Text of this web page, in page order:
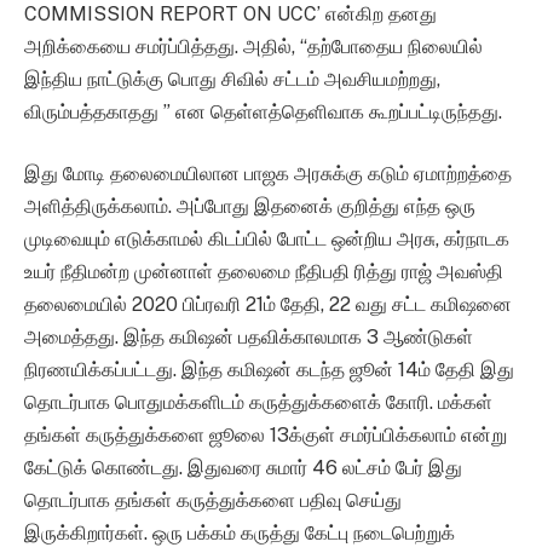
COMMISSION REPORT ON UCC’ என்கிற தனது
அறிக்கையை சமர்ப்பித்தது. அதில், “தற்போதைய நிலையில்
இந்திய நாட்டுக்கு பொது சிவில் சட்டம் அவசியமற்றது,
விரும்பத்தகாதது ” என தெள்ளத்தெளிவாக கூறப்பட்டிருந்தது.
இது மோடி தலைமையிலான பாஜக அரசுக்கு கடும் ஏமாற்றத்தை
அளித்திருக்கலாம். அப்போது இதனைக் குறித்து எந்த ஒரு
முடிவையும் எடுக்காமல் கிடப்பில் போட்ட ஒன்றிய அரசு, கர்நாடக
உயர் நீதிமன்ற முன்னாள் தலைமை நீதிபதி ரித்து ராஜ் அவஸ்தி
தலைமையில் 2020 பிப்ரவரி 21ம் தேதி, 22 வது சட்ட கமிஷனை
அமைத்தது. இந்த கமிஷன் பதவிக்காலமாக 3 ஆண்டுகள்
நிரணயிக்கப்பட்டது. இந்த கமிஷன் கடந்த ஜூன் 14ம் தேதி இது
தொடர்பாக பொதுமக்களிடம் கருத்துக்களைக் கோரி. மக்கள்
தங்கள் கருத்துக்களை ஜூலை 13க்குள் சமர்ப்பிக்கலாம் என்று
கேட்டுக் கொண்டது. இதுவரை சுமார் 46 லட்சம் பேர் இது
தொடர்பாக தங்கள் கருத்துக்களை பதிவு செய்து
இருக்கிறார்கள். ஒரு பக்கம் கருத்து கேட்பு நடைபெற்றுக்